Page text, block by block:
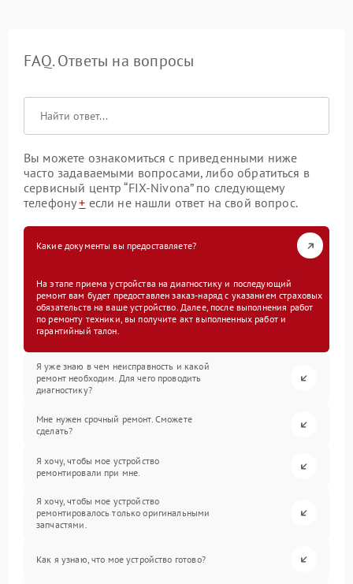
FAQ. Ответы на вопросы
Вы можете ознакомиться с приведенными ниже
часто задаваемыми вопросами, либо обратиться в
сервисный центр “FIX-Nivona” по следующему
телефону+ если не нашли ответ на свой вопрос.
Какие документы вы предоставляете?
На этапе приема устройства на диагностику и последующий
ремонт вам будет предоставлен заказ-наряд с указанием страховых
обязательств на ваше устройство. Далее, после выполнения работ
по ремонту техники, вы получите акт выполненных работ и
гарантийный талон.
Я уже знаю в чем неисправность и какой
ремонт необходим. Для чего проводить
диагностику?
Мне нужен срочный ремонт. Сможете
сделать?
Я хочу, чтобы мое устройство
ремонтировали при мне.
Я хочу, чтобы мое устройство
ремонтировалось только оригинальными
запчастями.
Как я узнаю, что мое устройство готово?